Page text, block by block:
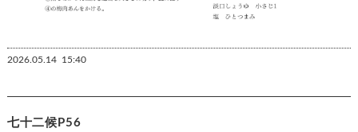
2026.05.14 15:40
七十二候P56